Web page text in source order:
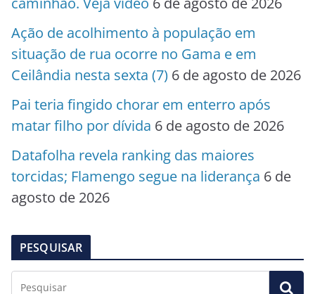
Ação de acolhimento à população em
situação de rua ocorre no Gama e em
Ceilândia nesta sexta (7) 6 de agosto de 2026
Pai teria fingido chorar em enterro após
matar filho por dívida 6 de agosto de 2026
Datafolha revela ranking das maiores
torcidas; Flamengo segue na liderança 6 de
agosto de 2026
PESQUISAR